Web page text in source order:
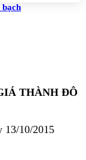
THÀNH ĐÔ
13/10/2015